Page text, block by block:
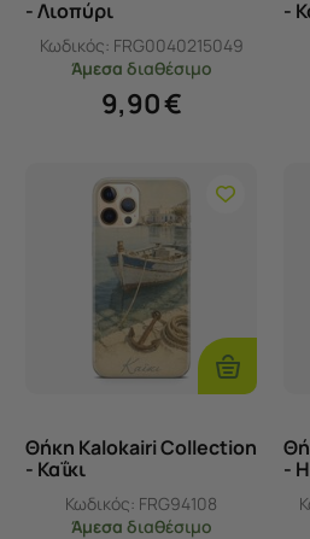
- Λιοπύρι
Κωδικός: FRG0040215049
Άμεσα διαθέσιμο
9,90€
-
Επιλογές
Θήκη Kalokairi Collection
- Καΐκι
Κωδικός: FRG94108
Άμεσα διαθέσιμο
-